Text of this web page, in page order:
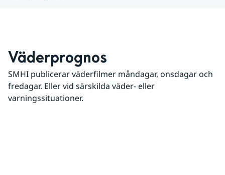
Väderprognos
SMHI publicerar väderfilmer måndagar, onsdagar och
fredagar. Eller vid särskilda väder- eller
varningssituationer.